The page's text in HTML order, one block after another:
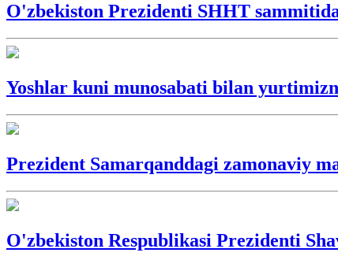
O'zbekiston Prezidenti SHHT
Yoshlar kuni munosabati bilan
Prezident Samarqanddagi zamonaviy
O'zbekiston Respublikasi Prezidenti